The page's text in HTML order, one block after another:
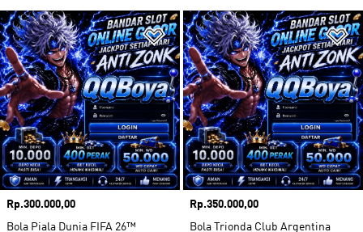
Tambahkan ke Wishlist
Harga
Rp.300.000,00
Bola Piala Dunia FIFA 26™
Harga
Rp.350.000,00
Bola Trionda Club Argentina